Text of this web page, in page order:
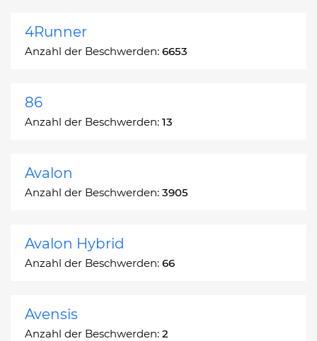
4Runner
Anzahl der Beschwerden: 6653
86
Anzahl der Beschwerden: 13
Avalon
Anzahl der Beschwerden: 3905
Avalon Hybrid
Anzahl der Beschwerden: 66
Avensis
Anzahl der Beschwerden: 2